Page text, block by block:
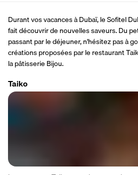
Durant vos vacances à Dubaï, le Sofitel
fait découvrir de nouvelles saveurs. Du
passant par le déjeuner, n'hésitez pas à
créations proposées par le restaurant
la pâtisserie Bijou.
Taiko